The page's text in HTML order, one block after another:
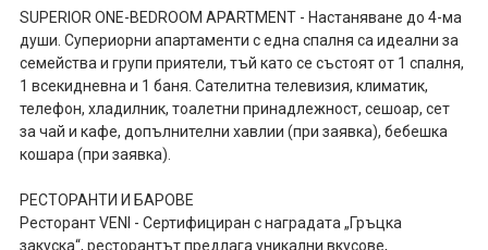
SUPERIOR ONE-BEDROOM APARTMENT - Настаняване до 4-ма
души. Супериорни апартаменти с една спалня са идеални за
семейства и групи приятели, тъй като се състоят от 1 спалня,
1 всекидневна и 1 баня. Сателитна телевизия, климатик,
телефон, хладилник, тоалетни принадлежност, сешоар, сет
за чай и кафе, допълнителни хавлии (при заявка), бебешка
кошара (при заявка).
РЕСТОРАНТИ И БАРОВЕ
Ресторант VENI - Сертифициран с наградата „Гръцка
закуска“, ресторантът предлага уникални вкусове,